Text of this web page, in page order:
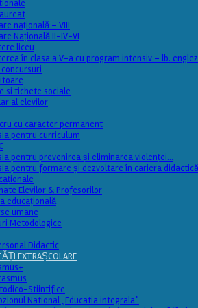
națională – VIII
Națională II-IV-VI
liceu
în clasa a V-a cu program intensiv – lb.
si tichete sociale
al elevilor
cu caracter permanent
pentru curriculum
pentru prevenirea și eliminarea violenței…
pentru formare și dezvoltare în cariera didactică
Elevilor & Profesorilor
educațională
umane
Metodologice
Didactic
EXTRAȘCOLARE
Stiintifice
National „Educatia integrala”